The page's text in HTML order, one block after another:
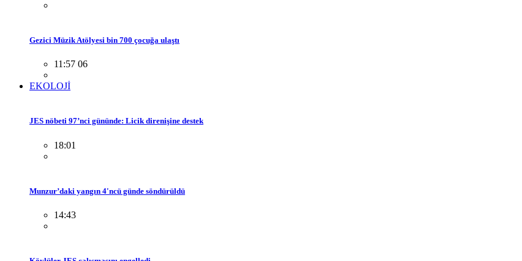
Gezici Müzik Atölyesi bin 700 çocuğa ulaştı
11:57 06
EKOLOJİ
JES nöbeti 97’nci gününde: Licik direnişine destek
18:01
Munzur’daki yangın 4'ncü günde söndürüldü
14:43